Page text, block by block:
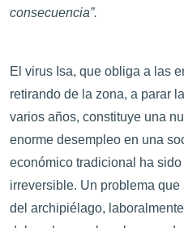
consecuencia”.
El virus Isa, que obliga a las
retirando de la zona, a parar
varios años, constituye una
enorme desempleo en una
económico tradicional ha
irreversible. Un problema
del archipiélago,